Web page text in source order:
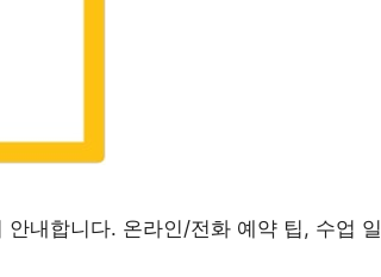
내합니다. 온라인/전화 예약 팁, 수업 일